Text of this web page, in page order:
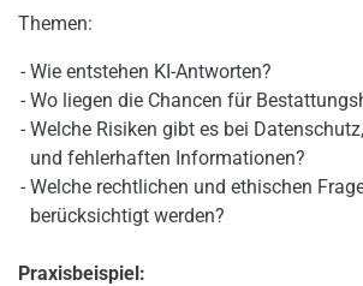
Themen:
Wie entstehen KI-Antworten?
Wo liegen die Chancen für
Welche Risiken gibt es bei
und fehlerhaften Informationen?
Welche rechtlichen und ethischen
berücksichtigt werden?
Praxisbeispiel: